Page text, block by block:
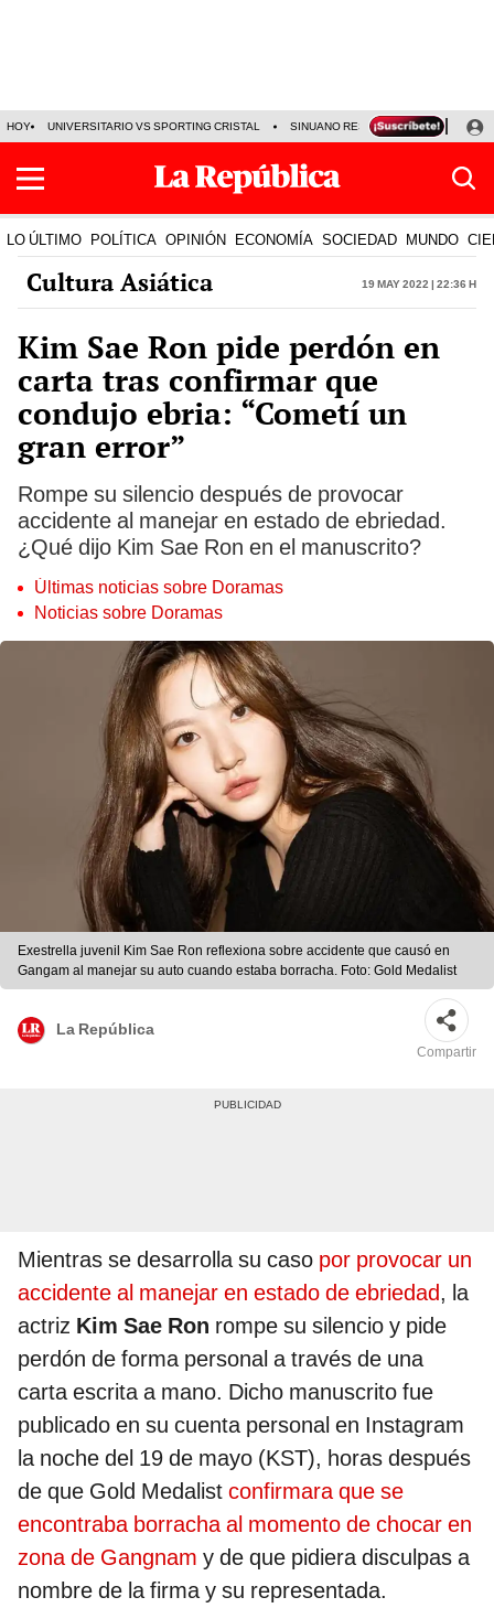
HOY UNIVERSITARIO VS SPORTING CRISTAL SINUANO RESULTADOS HOY
LO ÚLTIMO POLÍTICA OPINIÓN ECONOMÍA SOCIEDAD MUNDO
Cultura Asiática 19 May 2022 | 22:36 h
Kim Sae Ron pide perdón en
carta tras confirmar que
condujo ebria: “Cometí un
gran error”
Rompe su silencio después de provocar
accidente al manejar en estado de ebriedad.
¿Qué dijo Kim Sae Ron en el manuscrito?
Últimas noticias sobre Doramas
Noticias sobre Doramas
Exestrella juvenil Kim Sae Ron reflexiona sobre accidente que causó en
Gangam al manejar su auto cuando estaba borracha. Foto: Gold Medalist
La República
Compartir
Mientras se desarrolla su caso por provocar un
accidente al manejar en estado de ebriedad, la
actriz Kim Sae Ron rompe su silencio y pide
perdón de forma personal a través de una
carta escrita a mano. Dicho manuscrito fue
publicado en su cuenta personal en Instagram
la noche del 19 de mayo (KST), horas después
de que Gold Medalist confirmara que se
encontraba borracha al momento de chocar en
zona de Gangnam y de que pidiera disculpas a
nombre de la firma y su representada.